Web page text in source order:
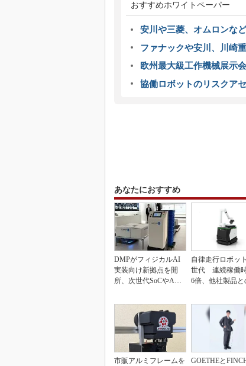
おすすめホワイトペーパー
安川や三菱、オムロンな
ファナックや安川、川崎
欧州最大級工作機械展示
協働ロボットのリスクア
あなたにおすすめ
DMPがフィジカルAI
実装向け新拠点を開
所、次世代SoCやAM
自律走行ロボッ
世代 連続稼働
6倍、他社製品と
市販アルミフレームを
GOETHEと